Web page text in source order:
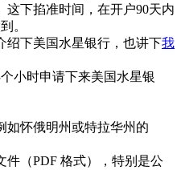
下掐准时间，在开户90天内
。
绍下美国水星银行，也讲下我
小时申请下来美国水星银
如怀俄明州或特拉华州的
件（PDF 格式），特别是公